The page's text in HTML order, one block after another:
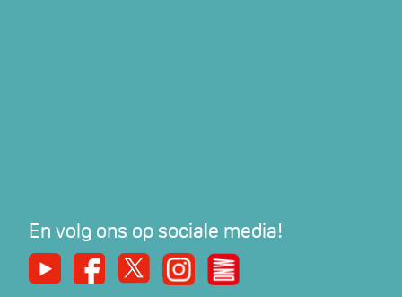
En volg ons op sociale media!
Youtube Facebook
X InstagramDe Nieuwe Werker